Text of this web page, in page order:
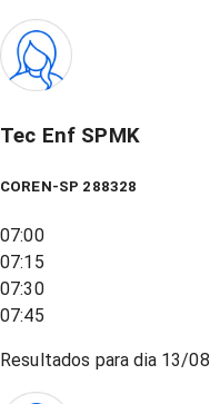
Tec Enf SPMK
COREN-SP 288328
07:00
07:15
07:30
07:45
Resultados para dia 13/08